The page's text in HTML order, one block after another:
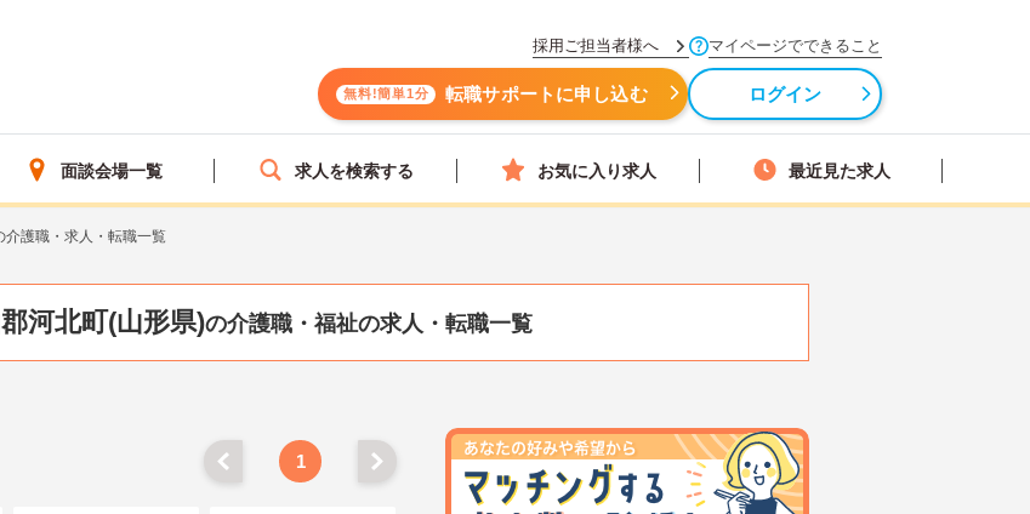
採用ご担当者様へ マイページでできること
無料!簡単1分 転職サポートに申し込む ログイン
面談会場一覧 求人を検索する お気に入り求人 最近見た求人
介護職・求人・転職一覧
河北町(山形県)の介護職・福祉の求人・転職一覧
1